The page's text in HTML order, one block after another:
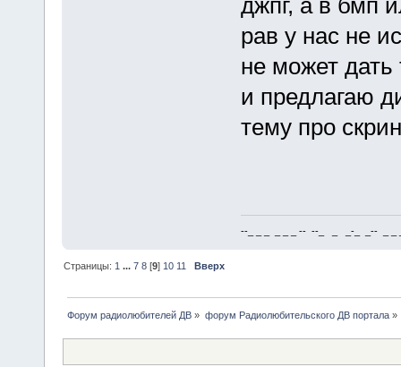
джпг, а в бмп
рав у нас не
не может
и предлагаю
тему про
--_ _ _ _ _ _ -- --_ _ _-_ _-- _ _
Страницы:1 ...7 8 [9]10 11 Вверх
Форум радиолюбителей ДВ » форум Радиолюбительского ДВ портала»